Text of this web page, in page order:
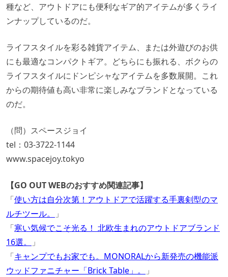
種など、アウトドアにも便利なギア的アイテムが多くライ
ンナップしているのだ。
ライフスタイルを彩る雑貨アイテム、または外遊びのお供
にも最適なコンパクトギア。どちらにも振れる、ボクらの
ライフスタイルにドンピシャなアイテムを多数展開。これ
からの期待値も高い非常に楽しみなブランドとなっている
のだ。
（問）スペースジョイ
tel：03-3722-1144
www.spacejoy.tokyo
【GO OUT WEBのおすすめ関連記事】
「使い方は自分次第！アウトドアで活躍する手裏剣型のマ
ルチツール。
」
「寒い気候でこそ光る！ 北欧生まれのアウトドアブランド
16選。
」
「キャンプでもお家でも。MONORALから新発売の機能派
ウッドファニチャー「Brick Table」。
」